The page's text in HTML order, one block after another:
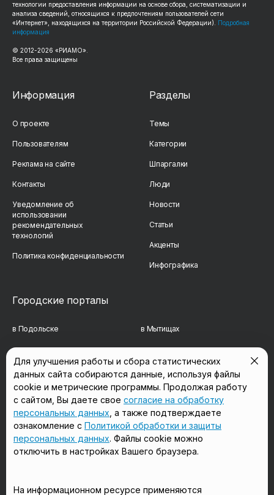
технологии предоставления информации на основе сбора, систематизации и
анализа сведений, относящихся к предпочтениям пользователей сети
«Интернет», находящихся на территории Российской Федерации). Подробная
информация
© 2012-2026 «РИАМО».
Все права защищены
Информация
О проекте
Пользователям
Реклама на сайте
Контакты
Уведомление об
использовании
рекомендательных
технологий
Политика конфиденциальности
Разделы
Темы
Категории
Шпаргалки
Люди
Новости
Статьи
Акценты
Инфографика
Городские порталы
в Подольске в Мытищах
в Сергиевом Посаде в Люберцах
в Красногорске в Королёве
в Домодедово в Щёлково
Мы в соцсетях
Для улучшения работы и сбора статистических
данных сайта собираются данные, используя файлы
cookie и метрические программы. Продолжая работу
с сайтом, Вы даете свое согласие на обработку
персональных данных , а также подтверждаете
ознакомление с Политикой обработки и защиты
персональных данных. Файлы cookie можно
отключить в настройках Вашего браузера.
На информационном ресурсе применяются